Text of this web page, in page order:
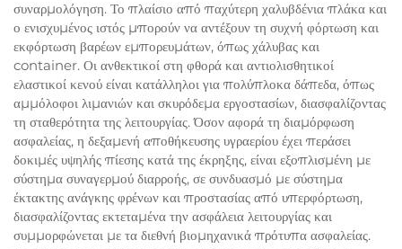
συναρμολόγηση. Το πλαίσιο από παχύτερη χαλυβδένια πλάκα και
ο ενισχυμένος ιστός μπορούν να αντέξουν τη συχνή φόρτωση και
εκφόρτωση βαρέων εμπορευμάτων, όπως χάλυβας και
container. Οι ανθεκτικοί στη φθορά και αντιολισθητικοί
ελαστικοί κενού είναι κατάλληλοι για πολύπλοκα δάπεδα, όπως
αμμόλοφοι λιμανιών και σκυρόδεμα εργοστασίων, διασφαλίζοντας
τη σταθερότητα της λειτουργίας. Όσον αφορά τη διαμόρφωση
ασφαλείας, η δεξαμενή αποθήκευσης υγραερίου έχει περάσει
δοκιμές υψηλής πίεσης κατά της έκρηξης, είναι εξοπλισμένη με
σύστημα συναγερμού διαρροής, σε συνδυασμό με σύστημα
έκτακτης ανάγκης φρένων και προστασίας από υπερφόρτωση,
διασφαλίζοντας εκτεταμένα την ασφάλεια λειτουργίας και
συμμορφώνεται με τα διεθνή βιομηχανικά πρότυπα ασφαλείας.